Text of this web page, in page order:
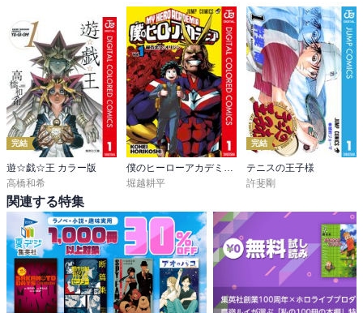
■エピローグ
・縁、剣心たちから渡された巴の日記帳を持って失踪、行方不明。
あとで落人群にいるシーン。日記帳を握りしめているから、いずれ
ここから去っていくなと言われる。
・恵、故郷の会津で医者をするためお別れ。剣心は奥義の会得で体
に無理が来ているからあと数年で奥義は撃てなくなるよ、と言いお
く。
・蒼紫と操、京都へ戻る。御庭番衆の弔いもしにいく模様。
・左之助、信州での一暴れが原因で指名手配。海外へ逃亡するため
お別れ。
・数年後、剣心と薫には子どもが！弥彦は神谷道場の師範代になっ
ていて、剣名轟く感じになっている。
完結
遊☆戯☆王 カラー版
高橋和希
堀越耕平
完結
テニスの王子様
許斐剛
関連する特集